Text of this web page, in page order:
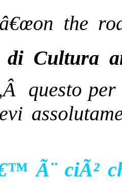
the
di Cultura
questo per
Ã¨ ciÃ²